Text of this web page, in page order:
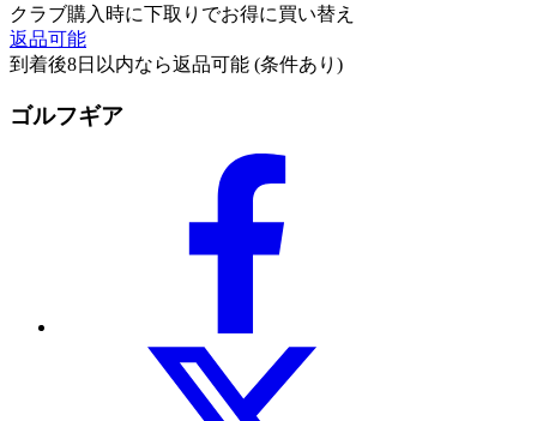
クラブ購入時に下取りでお得に買い替え
返品可能
到着後8日以内なら返品可能 (条件あり)
ゴルフギア